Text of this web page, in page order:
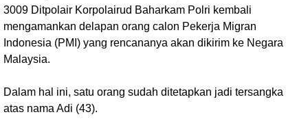
3009 Ditpolair Korpolairud Baharkam Polri kembali
mengamankan delapan orang calon Pekerja Migran
Indonesia (PMI) yang rencananya akan dikirim ke Negara
Malaysia.
Dalam hal ini, satu orang sudah ditetapkan jadi tersangka
atas nama Adi (43).